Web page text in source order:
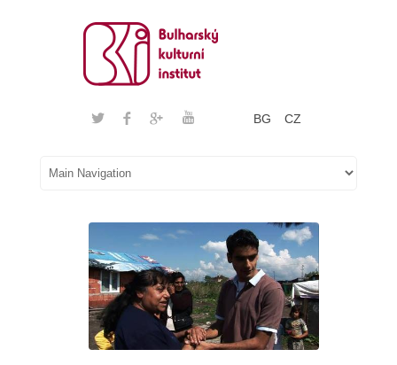
BG CZ